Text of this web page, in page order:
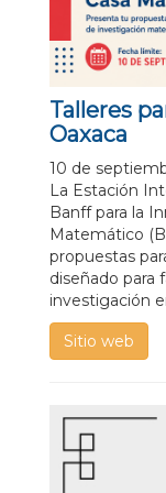
Talleres
Oaxaca
10 de
La Estación
Banff para la
Matemático
propuestas
diseñado para
investigación
Sitio web